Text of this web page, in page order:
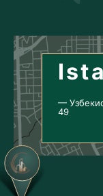
—
49